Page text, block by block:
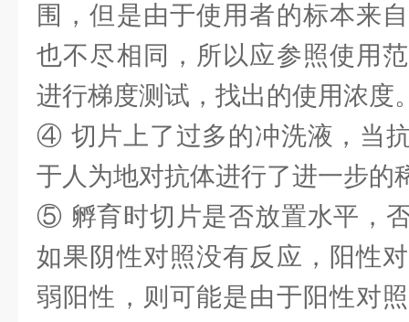
围，但是由于使用者的标本来
也不尽相同，所以应参照使用
进行梯度测试，找出的使用浓度
④ 切片上了过多的冲洗液，当
于人为地对抗体进行了进一步的
⑤ 孵育时切片是否放置水平，
如果阴性对照没有反应，阳性
弱阳性，则可能是由于阳性对